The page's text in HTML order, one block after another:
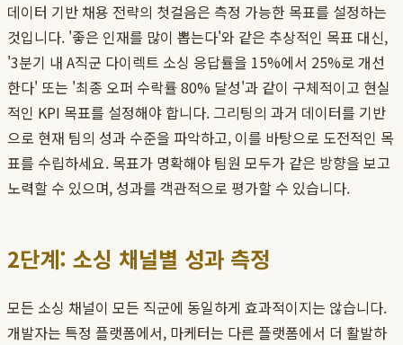
데이터 기반 채용 전략의 첫걸음은 측정 가능한 목표를 설정하는
것입니다. '좋은 인재를 많이 뽑는다'와 같은 추상적인 목표 대신,
'3분기 내 A직군 다이렉트 소싱 응답률을 15%에서 25%로 개선
한다' 또는 '최종 오퍼 수락률 80% 달성'과 같이 구체적이고 현실
적인 KPI 목표를 설정해야 합니다. 그리팅의 과거 데이터를 기반
으로 현재 팀의 성과 수준을 파악하고, 이를 바탕으로 도전적인 목
표를 수립하세요. 목표가 명확해야 팀원 모두가 같은 방향을 보고
노력할 수 있으며, 성과를 객관적으로 평가할 수 있습니다.
2단계: 소싱 채널별 성과 측정
모든 소싱 채널이 모든 직군에 동일하게 효과적이지는 않습니다.
개발자는 특정 플랫폼에서, 마케터는 다른 플랫폼에서 더 활발하